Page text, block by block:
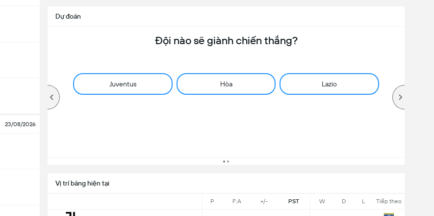
23/08/2026
Dự đoán
Đội nào sẽ giành chiến thắng?
Juventus Hòa Lazio
Vị trí bảng hiện tại
P F:A +/- PST W D L Tiếp theo